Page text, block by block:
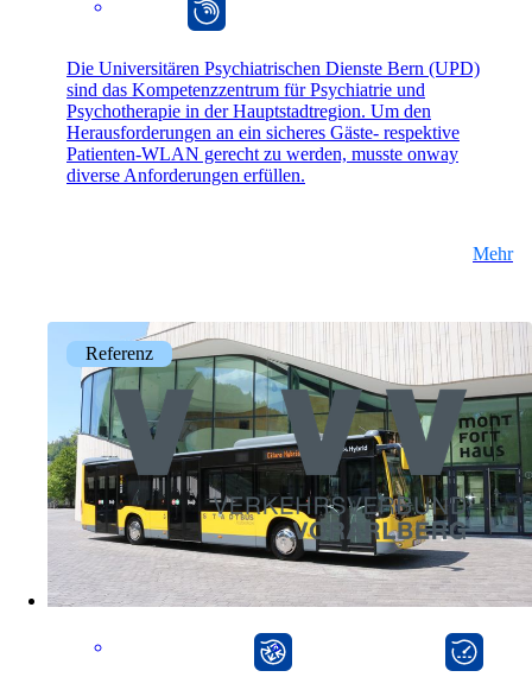
Die Universitären Psychiatrischen Dienste Bern (UPD)
sind das Kompetenzzentrum für Psychiatrie und
Psychotherapie in der Hauptstadtregion. Um den
Herausforderungen an ein sicheres Gäste- respektive
Patienten-WLAN gerecht zu werden, musste onway
diverse Anforderungen erfüllen.
Mehr
Referenz